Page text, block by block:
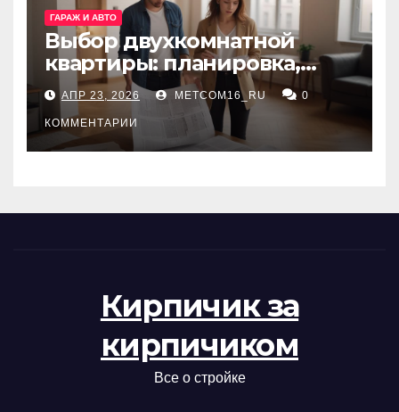
ГАРАЖ И АВТО
Выбор двухкомнатной
квартиры: планировка,
состояние жилья и
проверка документов
АПР 23, 2026 METCOM16_RU 0
КОММЕНТАРИИ
Кирпичик за
кирпичиком
Все о стройке